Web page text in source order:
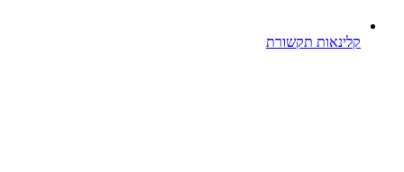
קלינאות תקשורת